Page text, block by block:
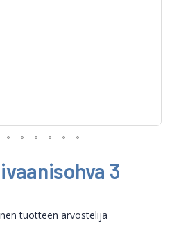
3
tuotteen arvostelija